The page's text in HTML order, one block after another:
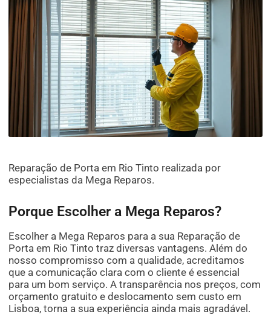
Reparação de Porta em Rio Tinto realizada por
especialistas da Mega Reparos.
Porque Escolher a Mega Reparos?
Escolher a Mega Reparos para a sua Reparação de
Porta em Rio Tinto traz diversas vantagens. Além do
nosso compromisso com a qualidade, acreditamos
que a comunicação clara com o cliente é essencial
para um bom serviço. A transparência nos preços, com
orçamento gratuito e deslocamento sem custo em
Lisboa, torna a sua experiência ainda mais agradável.